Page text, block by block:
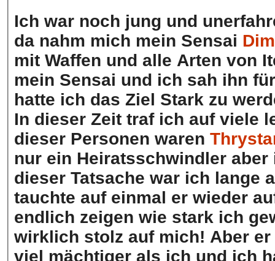
Ich war noch jung und
da nahm mich mein Sensai
mit Waffen und alle Arten von
mein Sensai und ich sah ihn
hatte ich das Ziel Stark zu
In dieser Zeit traf ich auf viele
dieser Personen waren
nur ein Heiratsschwindler
dieser Tatsache war ich lange
tauchte auf einmal er wieder
endlich zeigen wie stark ich
wirklich stolz auf mich! Aber
viel mächtiger als ich und ich